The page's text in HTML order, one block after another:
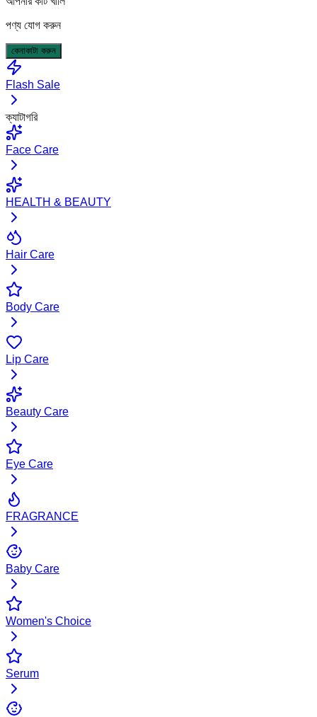
পণ্য যোগ করুন
কেনাকাটা করুন
Flash Sale
ক্যাটাগরি
Face Care
HEALTH & BEAUTY
Hair Care
Body Care
Lip Care
Beauty Care
Eye Care
FRAGRANCE
Baby Care
Women's Choice
Serum